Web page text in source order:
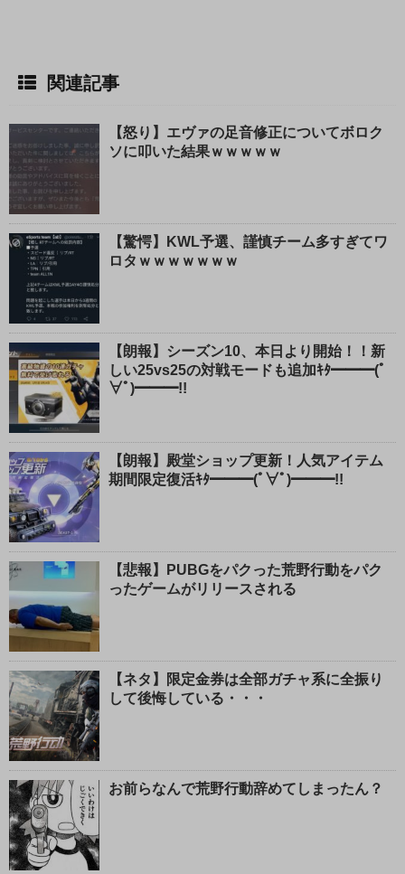
関連記事
【怒り】エヴァの足音修正についてボロク
ソに叩いた結果ｗｗｗｗｗ
【驚愕】KWL予選、謹慎チーム多すぎてワ
ロタｗｗｗｗｗｗｗ
【朗報】シーズン10、本日より開始！！新
しい25vs25の対戦モードも追加ｷﾀ━━━(ﾟ
∀ﾟ)━━━!!
【朗報】殿堂ショップ更新！人気アイテム
期間限定復活ｷﾀ━━━(ﾟ∀ﾟ)━━━!!
【悲報】PUBGをパクった荒野行動をパク
ったゲームがリリースされる
【ネタ】限定金券は全部ガチャ系に全振り
して後悔している・・・
お前らなんで荒野行動辞めてしまったん？